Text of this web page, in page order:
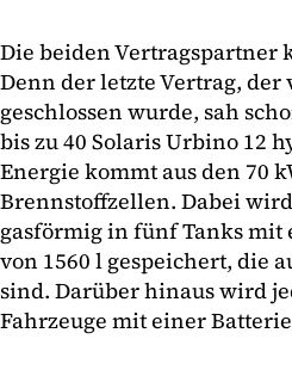
Die beiden Vertragspartner
Denn der letzte Vertrag, der
geschlossen wurde, sah
bis zu 40 Solaris Urbino 12
Energie kommt aus den 70
Brennstoffzellen. Dabei
gasförmig in fünf Tanks mit
von 1560 l gespeichert, die
sind. Darüber hinaus wird
Fahrzeuge mit einer